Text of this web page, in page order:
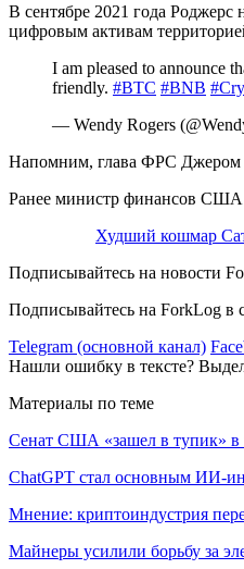
В сентябре 2021 года Роджерс
цифровым активам
I am pleased to announce
friendly. #BTC #BNB
— Wendy Rogers
Напомним, глава ФРС Джером
Ранее министр финансов
Худший кошмар
Подписывайтесь на новости
Подписывайтесь на ForkLog в
Telegram (основной канал)
Нашли ошибку в тексте?
Материалы по теме
Сенат США «зашел в тупик» в
ChatGPT стал основным ИИ-
Мнение: криптоиндустрия
Майнеры усилили борьбу за